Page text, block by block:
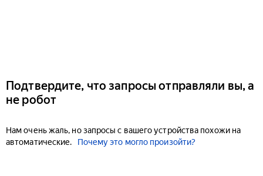
Подтвердите, что запросы отправляли вы, а
не робот
Нам очень жаль, но запросы с вашего устройства похожи на
автоматические.
Почему это могло произойти?